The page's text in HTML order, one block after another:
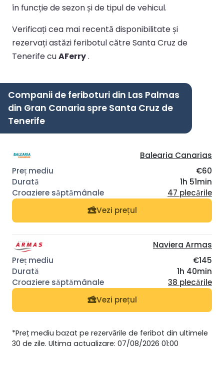
în funcție de sezon și de tipul de vehicul.
Verificați cea mai recentă disponibilitate și
rezervați astăzi feribotul către Santa Cruz de
Tenerife cuAFerry.
Companii de feriboturi din Las Palmas
din Gran Canaria spre Santa Cruz de
Tenerife
Balearia Canarias
€60
1h 51min
47 plecările
Vezi prețul
Naviera Armas
€145
1h 40min
38 plecările
Vezi prețul
*Preț mediu bazat pe rezervările de feribot din ultimele
30 de zile. Ultima actualizare: 07/08/2026 01:00